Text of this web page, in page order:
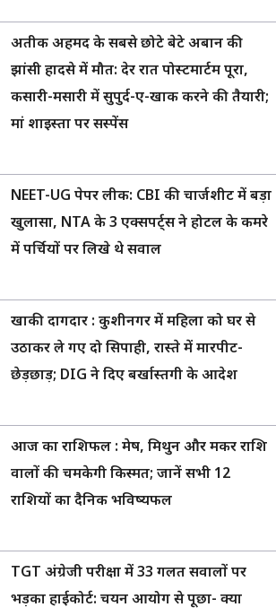
अतीक अहमद के सबसे छोटे बेटे अबान की
झांसी हादसे में मौत: देर रात पोस्टमार्टम पूरा,
कसारी-मसारी में सुपुर्द-ए-खाक करने की तैयारी;
मां शाइस्ता पर सस्पेंस
NEET-UG पेपर लीक: CBI की चार्जशीट में बड़ा
खुलासा, NTA के 3 एक्सपर्ट्स ने होटल के कमरे
में पर्चियों पर लिखे थे सवाल
खाकी दागदार : कुशीनगर में महिला को घर से
उठाकर ले गए दो सिपाही, रास्ते में मारपीट-
छेड़छाड़; DIG ने दिए बर्खास्तगी के आदेश
आज का राशिफल : मेष, मिथुन और मकर राशि
वालों की चमकेगी किस्मत; जानें सभी 12
राशियों का दैनिक भविष्यफल
TGT अंग्रेजी परीक्षा में 33 गलत सवालों पर
भड़का हाईकोर्ट: चयन आयोग से पूछा- क्या